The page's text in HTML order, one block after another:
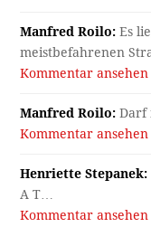
Manfred Roilo: Es
meistbefahrenen
Kommentar
Manfred Roilo: Darf
Kommentar
Henriette Stepanek:
A T…
Kommentar